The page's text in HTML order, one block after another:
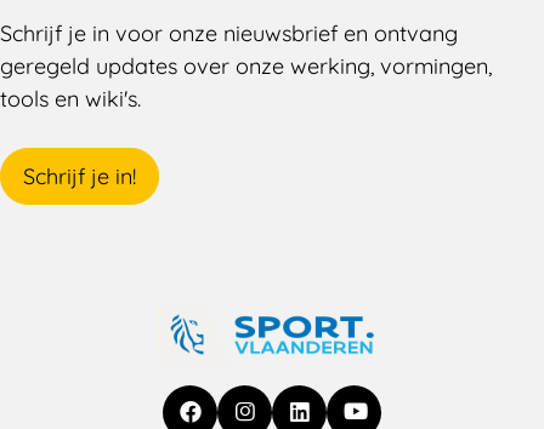
Schrijf je in voor onze nieuwsbrief en ontvang
geregeld updates over onze werking, vormingen,
tools en wiki's.
Schrijf je in!